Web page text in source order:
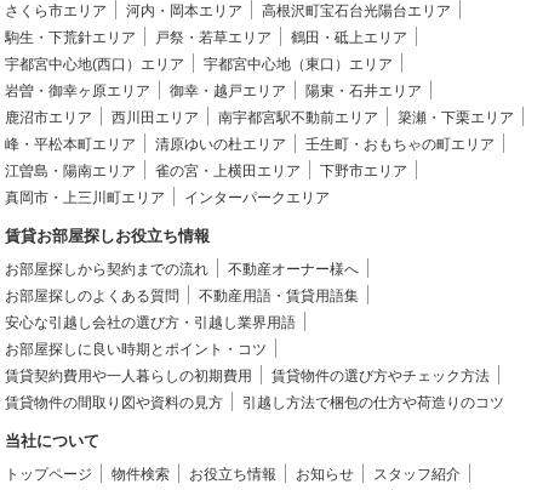
さくら市エリア
河内・岡本エリア
高根沢町宝石台光陽台エリア
駒生・下荒針エリア
戸祭・若草エリア
鶴田・砥上エリア
宇都宮中心地(西口）エリア
宇都宮中心地（東口）エリア
岩曽・御幸ヶ原エリア
御幸・越戸エリア
陽東・石井エリア
鹿沼市エリア
西川田エリア 南宇都宮駅不動前エリア
簗瀬・下栗エリア
峰・平松本町エリア
清原ゆいの杜エリア
壬生町・おもちゃの町エリア
江曽島・陽南エリア
雀の宮・上横田エリア
下野市エリア
真岡市・上三川町エリア
インターパークエリア
賃貸お部屋探しお役立ち情報
お部屋探しから契約までの流れ
不動産オーナー様へ
お部屋探しのよくある質問
不動産用語・賃貸用語集
安心な引越し会社の選び方・引越し業界用語
お部屋探しに良い時期とポイント・コツ
賃貸契約費用や一人暮らしの初期費用
賃貸物件の選び方やチェック方法
賃貸物件の間取り図や資料の見方
引越し方法で梱包の仕方や荷造りのコツ
当社について
トップページ 物件検索 お役立ち情報 お知らせ
スタッフ紹介